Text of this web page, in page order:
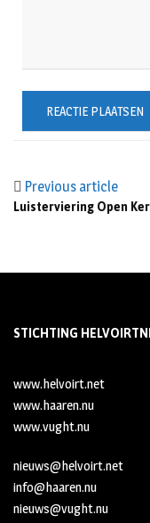
Previous article
Luisterviering Open
STICHTING
www.helvoirt.net
www.haaren.nu
www.vught.nu
nieuws@helvoirt.net
info@haaren.nu
nieuws@vught.nu